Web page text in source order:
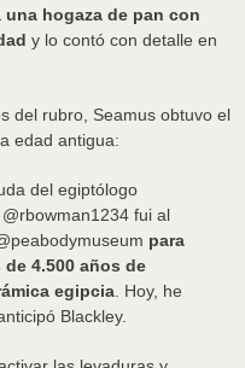
una hogaza de pan con
y lo contó con detalle en
del rubro, Seamus obtuvo el
edad antigua:
del egiptólogo
fui al
para
4.500 años de
egipcia . Hoy, he
Blackley.